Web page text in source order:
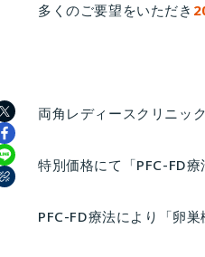
多くのご要望をいただき
両角レディースクリニッ
特別価格にて「PFC-FD
PFC-FD療法により「卵